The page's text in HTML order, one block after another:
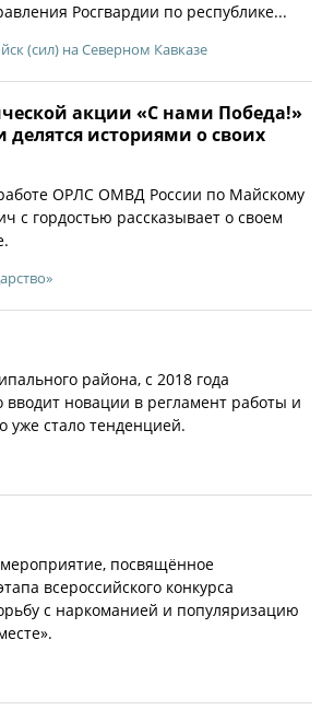
Росгвардии по республике...
(сил) на Северном Кавказе
акции «С нами Победа!»
историями о своих
ОРЛС ОМВД России по Майскому
с гордостью рассказывает о своем
района, с 2018 года
вводит новации в регламент работы и
уже стало тенденцией.
посвящённое
всероссийского конкурса
с наркоманией и популяризацию